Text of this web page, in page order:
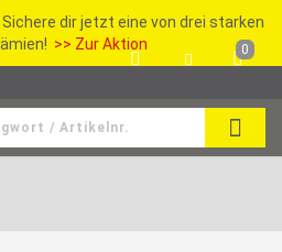
Sichere dir jetzt eine von drei starken
>> Zur Aktion 0